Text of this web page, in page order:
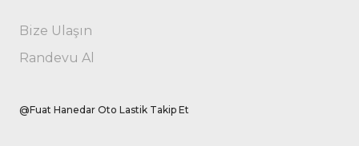
Bize Ulaşın
Randevu Al
@Fuat Hanedar Oto Lastik Takip Et